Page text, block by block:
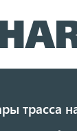
трасса